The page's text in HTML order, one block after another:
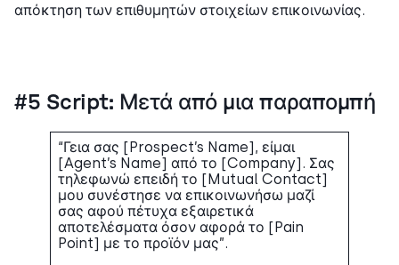
απόκτηση των επιθυμητών στοιχείων επικοινωνίας.
#5 Script: Μετά από μια παραπομπή
“Γεια σας [Prospect’s Name], είμαι
[Agent’s Name] από το [Company]. Σας
τηλεφωνώ επειδή το [Mutual Contact]
μου συνέστησε να επικοινωνήσω μαζί
σας αφού πέτυχα εξαιρετικά
αποτελέσματα όσον αφορά το [Pain
Point] με το προϊόν μας”.